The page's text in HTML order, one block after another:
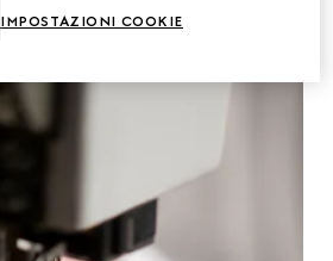
IMPOSTAZIONI COOKIE